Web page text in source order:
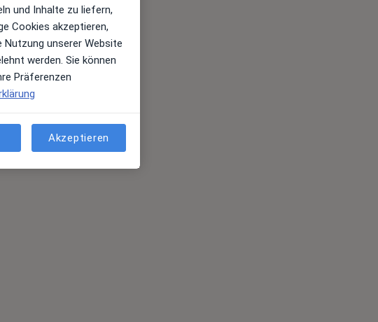
und Inhalte zu liefern,
Cookies akzeptieren,
Nutzung unserer Website
werden. Sie können
Präferenzen
Akzeptieren